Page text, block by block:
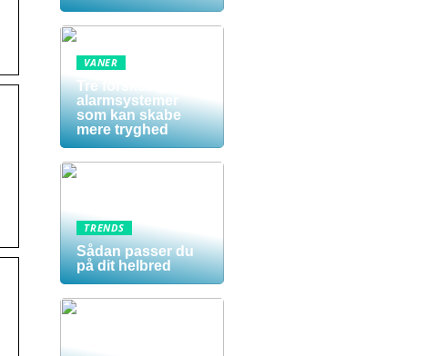
VANER
Tre forskellige
alarmsystemer
som kan skabe
mere tryghed
TRENDS
Sådan passer du
på dit helbred